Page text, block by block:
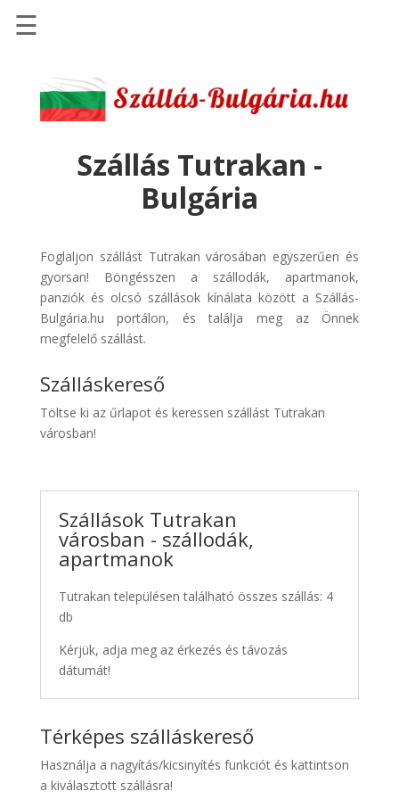
Szállások
Repülőjegy
pénzvisszatérítéssel
Discover
Cars
Transzfer
Kiwi
Taxi
☰
Szállás Tutrakan -
Bulgária
Foglaljon szállást Tutrakan városában egyszerűen és
gyorsan! Böngésszen a szállodák, apartmanok,
panziók és olcsó szállások kínálata között a Szállás-
Bulgária.hu portálon, és találja meg az Önnek
megfelelő szállást.
Szálláskereső
Töltse ki az űrlapot és keressen szállást Tutrakan
városban!
Szállások Tutrakan
városban - szállodák,
apartmanok
Tutrakan településen található összes szállás: 4
db
Kérjük, adja meg az érkezés és távozás
dátumát!
Térképes szálláskereső
Használja a nagyítás/kicsinyítés funkciót és kattintson
a kiválasztott szállásra!